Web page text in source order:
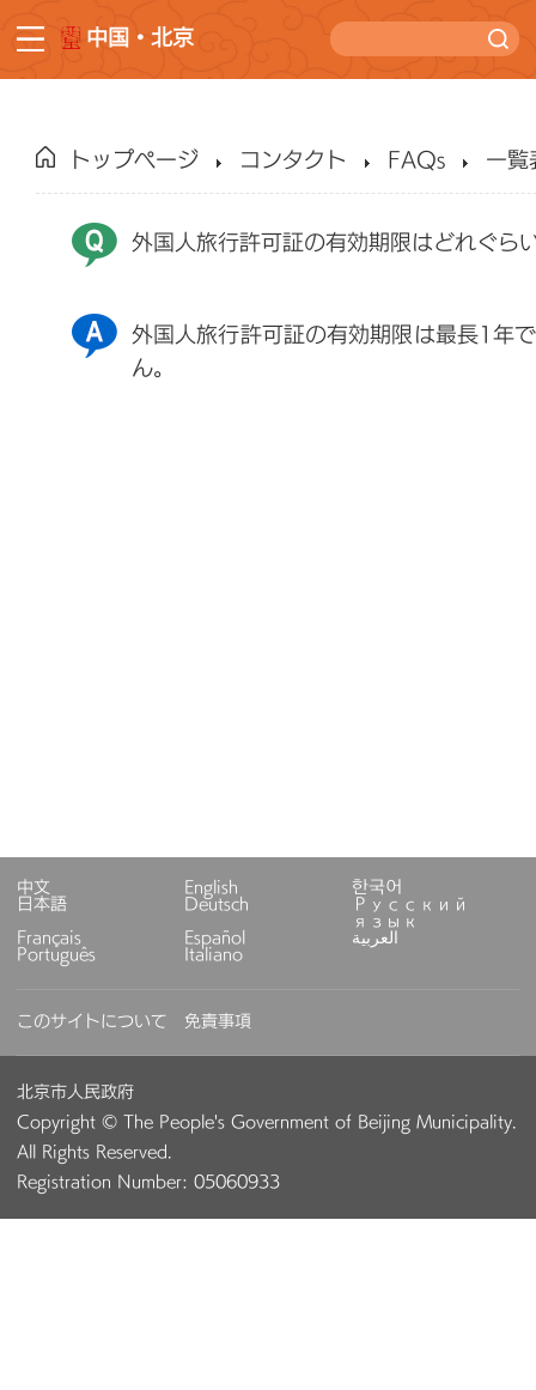
中国・北京
トップページ コンタクト FAQs 一覧
外国人旅行許可証の有効期限はどれぐら
外国人旅行許可証の有効期限は最長1年
ん。
中文 English 한국어
日本語 Deutsch Русский
язык
Français Español العربية
Português Italiano
このサイトについて 免責事項
北京市人民政府
Copyright © The People's Government of Beijing Municipality.
All Rights Reserved.
Registration Number: 05060933